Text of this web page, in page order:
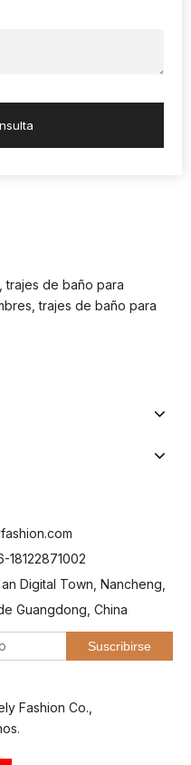
trajes de baño para
trajes de baño para
Digital Town, Nancheng,
Guangdong, China
Suscribirse
Fashion Co.,